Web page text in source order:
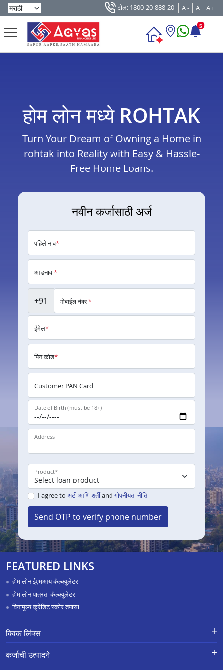
टोल: 1800-20-888-20 A - A A+
5
होम लोन मध्ये ROHTAK
Turn Your Dream of Owning a Home in
rohtak into Reality with Easy & Hassle-
Free Home Loans.
नवीन कर्जासाठी अर्ज
पहिले नाव*
आडनाव*
+91 मोबाईल नंबर*
ईमेल*
पिन कोड*
Customer PAN Card
Date of Birth (must be 18+)
Address
Product*
I agree to अटी आणि शर्तीand गोपनीयता नीति
Send OTP to verify phone number
FEATURED LINKS
होम लोन ईएमआय कॅल्क्युलेटर
होम लोन पात्रता कॅल्क्युलेटर
विनामूल्य क्रेडिट स्कोर तपासा
क्विक लिंक्स
नवीन कर्जासाठी अर्ज
APR Calculator
करिअर
कर्जाची उत्पादने